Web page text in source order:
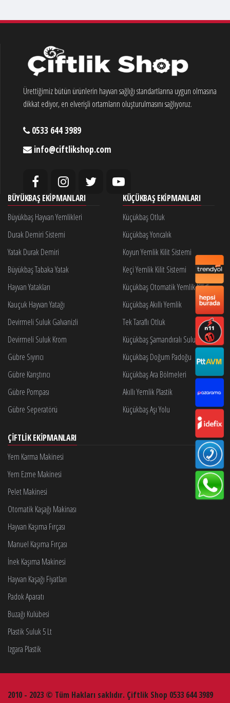
Ürettiğimiz bütün ürünlerin hayvan sağlığı standartlarına uygun olmasına
dikkat ediyor, en elverişli ortamların oluşturulmasını sağlıyoruz.
0533 644 3989
info@ciftlikshop.com
BÜYÜKBAŞ EKIPMANLARI
Büyükbaş Hayvan Yemlikleri
Durak Demiri Sistemi
Yatak Durak Demiri
Büyükbaş Tabaka Yatak
Hayvan Yatakları
Kauçuk Hayvan Yatağı
Devirmeli Suluk Galvanizli
Devirmeli Suluk Krom
Gübre Sıyırıcı
Gübre Karıştırıcı
Gübre Pompası
Gübre Seperatörü
KÜÇÜKBAŞ EKIPMANLARI
Küçükbaş Otluk
Küçükbaş Yoncalık
Koyun Yemlik Kilit Sistemi
Keçi Yemlik Kilit Sistemi
Küçükbaş Otomatik Yemlik Kilidi
Küçükbaş Akıllı Yemlik
Tek Taraflı Otluk
Küçükbaş Şamandıralı Suluk
Küçükbaş Doğum Padoğu
Küçükbaş Ara Bölmeleri
Akıllı Yemlik Plastik
Küçükbaş Aşı Yolu
ÇIFTLIK EKIPMANLARI
Yem Karma Makinesi
Yem Ezme Makinesi
Pelet Makinesi
Otomatik Kaşağı Makinası
Hayvan Kaşıma Fırçası
Manuel Kaşıma Fırçası
İnek Kaşıma Makinesi
Hayvan Kaşağı Fiyatları
Padok Aparatı
Buzağı Kulübesi
Plastik Suluk 5 Lt
Izgara Plastik
2010 - 2023 © Tüm Hakları saklıdır. Çiftlik Shop 0533 644 3989